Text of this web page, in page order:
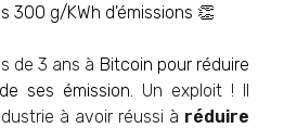
300 g/KWh d'émissions 👏
de 3 ans à Bitcoin pour réduire
ses émission. Un exploit ! Il
à avoir réussi à réduire